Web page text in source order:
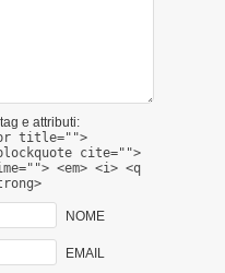
tag e attributi:
title="">
cite="">
<em> <i> <q
NOME
EMAIL